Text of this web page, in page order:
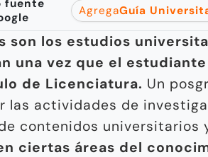
fuente
AgregaGuía
son los estudios
una vez que el estudiante
de Licenciatura. Un
las actividades de
contenidos universitarios
ciertas áreas del